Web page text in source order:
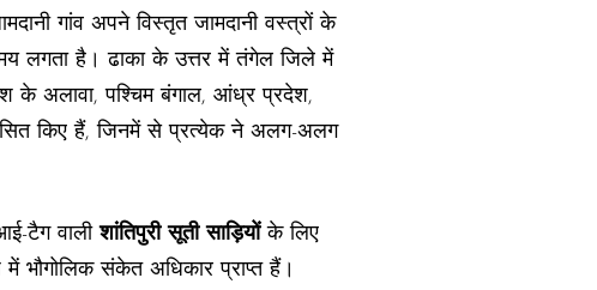
गांव अपने विस्तृत जामदानी वस्त्रों के
लगता है। ढाका के उत्तर में तंगेल जिले में
के अलावा, पश्चिम बंगाल, आंध्र प्रदेश,
किए हैं, जिनमें से प्रत्येक ने अलग-अलग
टैग वालीशांतिपुरी सूती साड़ियोंके लिए
भौगोलिक संकेत अधिकार प्राप्त हैं।